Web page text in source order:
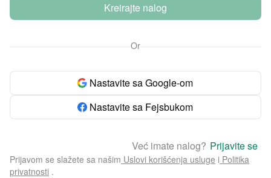
Kreirajte nalog
Or
Nastavite sa Google-om
Nastavite sa Fejsbukom
Već imate nalog? Prijavite se
Prijavom se slažete sa našim Uslovi korišćenja usluge i Politika
privatnosti .